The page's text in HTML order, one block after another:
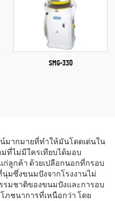
SMG-330
มากมายที่ทำให้มันโดดเด่นใน
ที่ไม่มีใครเทียบได้มอบ
ลูกค้า ด้วยเปลือกนอกที่กรอบ
มซึ่งขนมปังจากโรงงานไม่
รมชาติของขนมปังและการอบ
ภชนาการที่เหนือกว่า โดย